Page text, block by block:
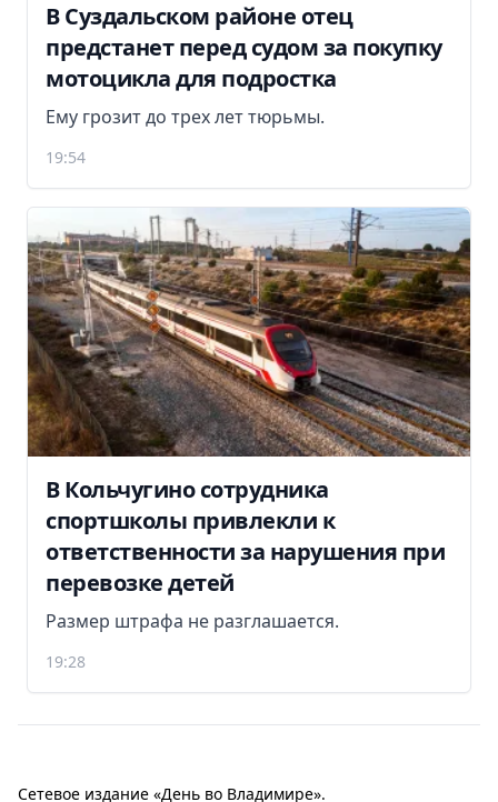
В Суздальском районе отец
предстанет перед судом за покупку
мотоцикла для подростка
Ему грозит до трех лет тюрьмы.
19:54
В Кольчугино сотрудника
спортшколы привлекли к
ответственности за нарушения при
перевозке детей
Размер штрафа не разглашается.
19:28
Сетевое издание «День во Владимире».